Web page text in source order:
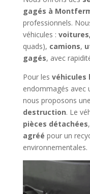
gagés à
professionnels.
véhicules :
quads), camions,
gagés, avec
Pour les véhicules
endommagés avec
nous proposons une
destruction. Le
pièces détachées
agréé pour un
environnementales.